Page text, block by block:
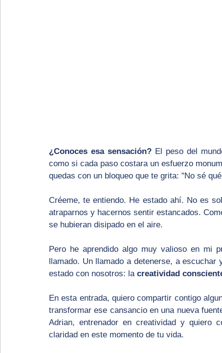
¿Conoces esa sensación? El peso del
como si cada paso costara un esfuerzo
quedas con un bloqueo que te grita: "No sé
Créeme, te entiendo. He estado ahí. No es
atraparnos y hacernos sentir estancados.
se hubieran disipado en el aire.
Pero he aprendido algo muy valioso en mi
llamado. Un llamado a detenerse, a
estado con nosotros: la creatividad
En esta entrada, quiero compartir contigo
transformar ese cansancio en una nueva
Adrian, entrenador en creatividad y quiero
claridad en este momento de tu vida.